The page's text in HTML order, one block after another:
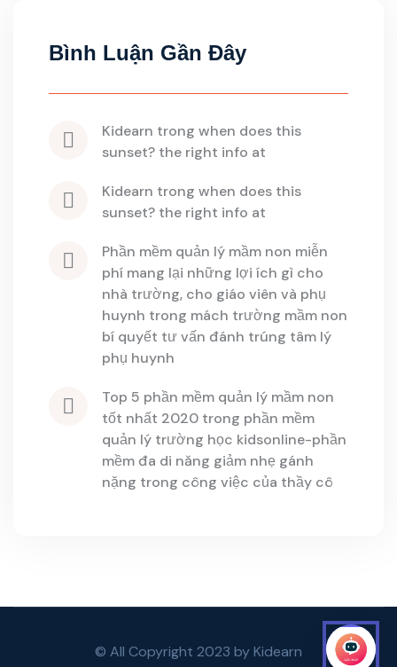
Bình Luận Gần Đây
kidearn trong when does this
sunset? the right info at
kidearn trong when does this
sunset? the right info at
phần mềm quản lý mầm non miễn
phí mang lại những lợi ích gì cho
nhà trường, cho giáo viên và phụ
huynh trong mách trường mầm non
bí quyết tư vấn đánh trúng tâm lý
phụ huynh
top 5 phần mềm quản lý mầm non
tốt nhất 2020 trong phần mềm
quản lý trường học kidsonline-phần
mềm đa di năng giảm nhẹ gánh
nặng trong công việc của thầy cô
© All Copyright 2023 by Kidearn